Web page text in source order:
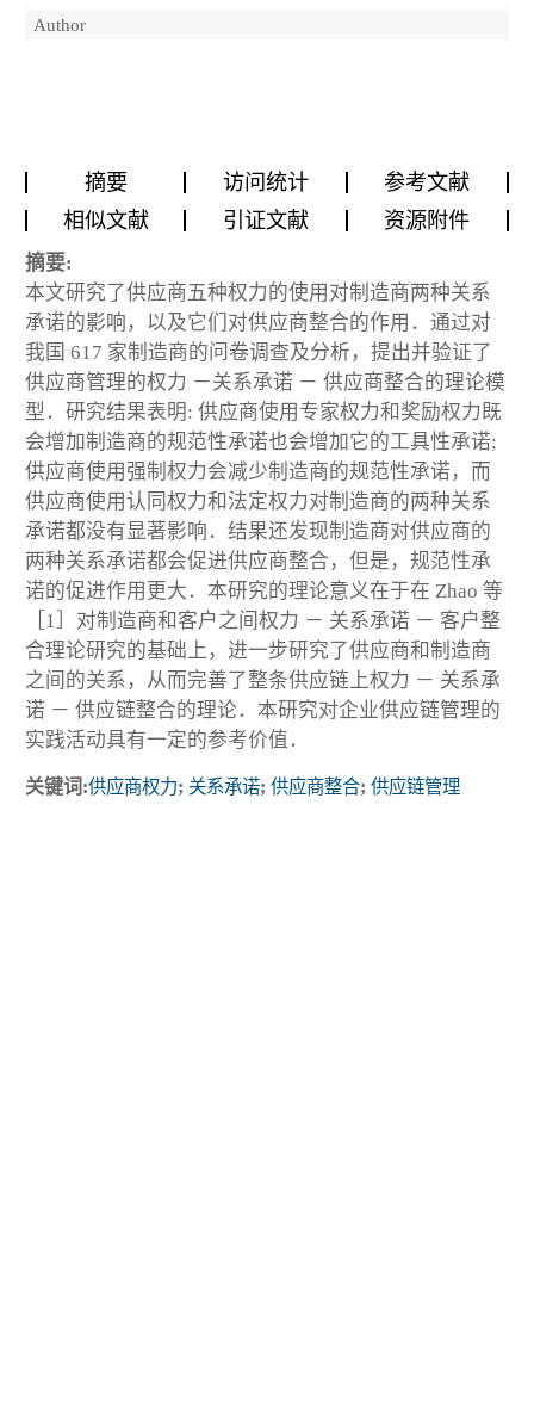
Author
摘要 访问统计
参考文献
相似文献
引证文献 资源附件
摘要:
本文研究了供应商五种权力的使用对制造商两种关系
承诺的影响，以及它们对供应商整合的作用．通过对
我国 617 家制造商的问卷调查及分析，提出并验证了
供应商管理的权力 －关系承诺 － 供应商整合的理论模
型．研究结果表明: 供应商使用专家权力和奖励权力既
会增加制造商的规范性承诺也会增加它的工具性承诺;
供应商使用强制权力会减少制造商的规范性承诺，而
供应商使用认同权力和法定权力对制造商的两种关系
承诺都没有显著影响．结果还发现制造商对供应商的
两种关系承诺都会促进供应商整合，但是，规范性承
诺的促进作用更大．本研究的理论意义在于在 Zhao 等
［1］对制造商和客户之间权力 － 关系承诺 － 客户整
合理论研究的基础上，进一步研究了供应商和制造商
之间的关系，从而完善了整条供应链上权力 － 关系承
诺 － 供应链整合的理论．本研究对企业供应链管理的
实践活动具有一定的参考价值．
关键词:供应商权力; 关系承诺; 供应商整合; 供应链管理